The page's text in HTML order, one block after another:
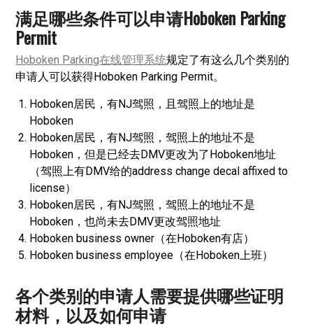
满足哪些条件可以申请Hoboken Parking
Permit
Hoboken Parking在线管理系统规定了有这么几个类别的
申请人可以获得Hoboken Parking Permit。
Hoboken居民，有NJ驾照，且驾照上的地址是
Hoboken
Hoboken居民，有NJ驾照，驾照上的地址不是
Hoboken，但是已经去DMV更改为了Hoboken地址
（驾照上有DMV给的address change decal affixed to
license）
Hoboken居民，有NJ驾照，驾照上的地址不是
Hoboken，也尚未去DMV更改驾照地址
Hoboken business owner（在Hoboken有店）
Hoboken business employee（在Hoboken上班）
各个类别的申请人需要提供哪些证明
材料，以及如何申请